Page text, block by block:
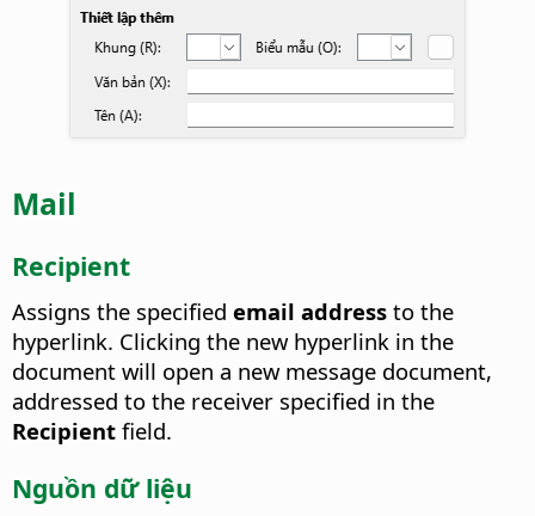
Mail
Recipient
Assigns the specified email address to the
hyperlink. Clicking the new hyperlink in the
document will open a new message document,
addressed to the receiver specified in the
Recipient field.
Nguồn dữ liệu